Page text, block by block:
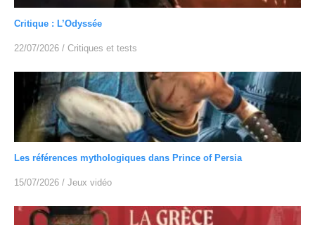
Critique : L’Odyssée
22/07/2026 / Critiques et tests
Les références mythologiques dans Prince of Persia
15/07/2026 / Jeux vidéo